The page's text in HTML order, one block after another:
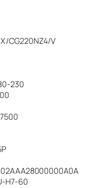
CG220NZ4/V
230
H7-60